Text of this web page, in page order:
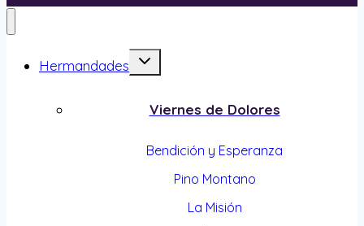
Hermandades
Alternar
Viernes de Dolores
Bendición y Esperanza
Pino Montano
La Misión